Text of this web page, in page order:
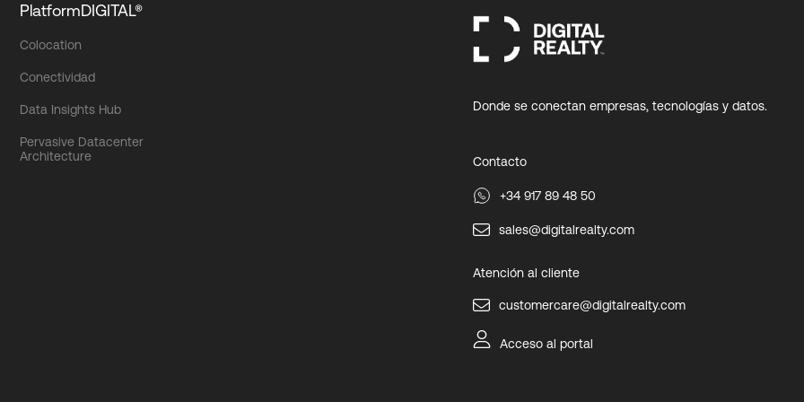
PlatformDIGITAL®
Colocation
Conectividad
Data Insights Hub
Pervasive Datacenter
Architecture
Donde se conectan empresas, tecnologías y datos.
Contacto
+34 917 89 48 50
sales@digitalrealty.com
Atención al cliente
customercare@digitalrealty.com
Acceso al portal